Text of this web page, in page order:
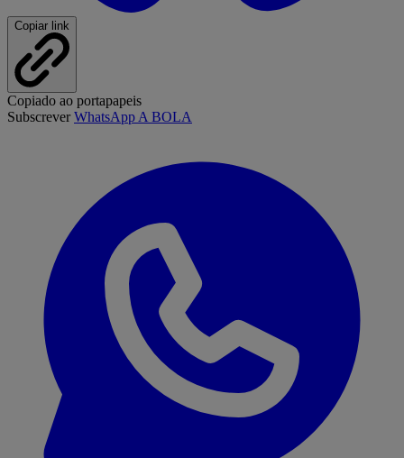
Copiar link
Copiado ao portapapeis
SubscreverWhatsApp A BOLA